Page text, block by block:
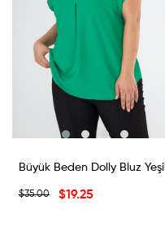
Büyük Beden Dolly Bluz Yeşil
$19.25
$35.00